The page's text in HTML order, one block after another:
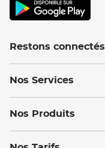
Restons connectés
Nos Services
Nos Produits